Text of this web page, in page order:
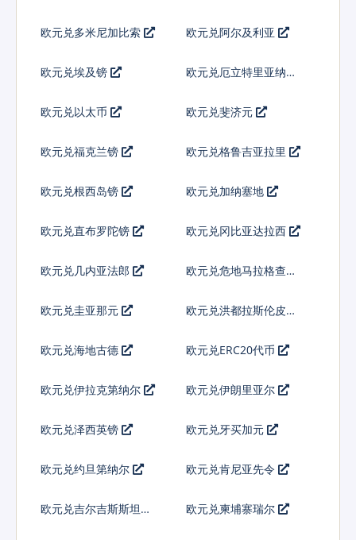
欧元兑多米尼加比索 欧元兑阿尔及利亚
欧元兑埃及镑
欧元兑厄立特里亚纳克
欧元兑以太币 欧元兑斐济元
欧元兑福克兰镑 欧元兑格鲁吉亚拉里
欧元兑根西岛镑 欧元兑加纳塞地
欧元兑直布罗陀镑 欧元兑冈比亚达拉西
欧元兑几内亚法郎 欧元兑危地马拉格查尔
欧元兑圭亚那元 欧元兑洪都拉斯伦皮拉
欧元兑海地古德 欧元兑ERC20代币
欧元兑伊拉克第纳尔 欧元兑伊朗里亚尔
欧元兑泽西英镑 欧元兑牙买加元
欧元兑约旦第纳尔 欧元兑肯尼亚先令
欧元兑吉尔吉斯斯坦索
欧元兑柬埔寨瑞尔